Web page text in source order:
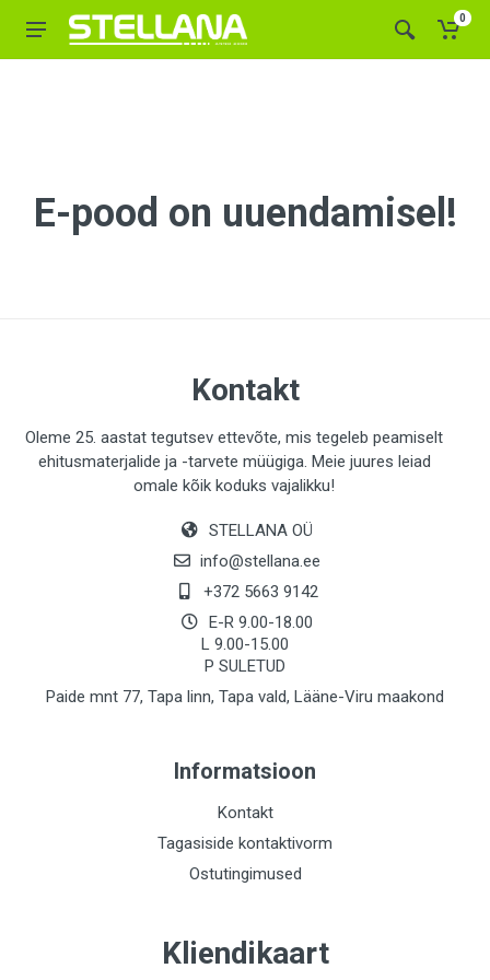
0
E-pood on uuendamisel!
Kontakt
Oleme 25. aastat tegutsev ettevõte, mis tegeleb peamiselt
ehitusmaterjalide ja -tarvete müügiga. Meie juures leiad
omale kõik koduks vajalikku!
STELLANA OÜ
info@stellana.ee
+372 5663 9142
E-R 9.00-18.00
L 9.00-15.00
P SULETUD
Paide mnt 77, Tapa linn, Tapa vald, Lääne-Viru maakond
Informatsioon
Kontakt
Tagasiside kontaktivorm
Ostutingimused
Kliendikaart